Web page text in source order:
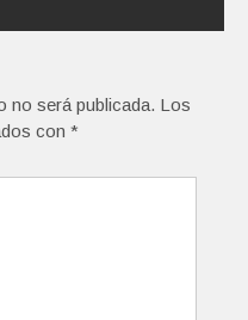
no será publicada. Los
con *